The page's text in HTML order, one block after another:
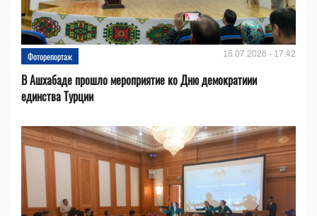
Фоторепортаж 15.07.2026 - 17:42
В Ашхабаде прошло мероприятие ко Дню демократиии
единства Турции